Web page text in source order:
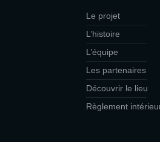
Le projet
L’histoire
L’équipe
Les partenaires
Découvrir le lieu
Règlement